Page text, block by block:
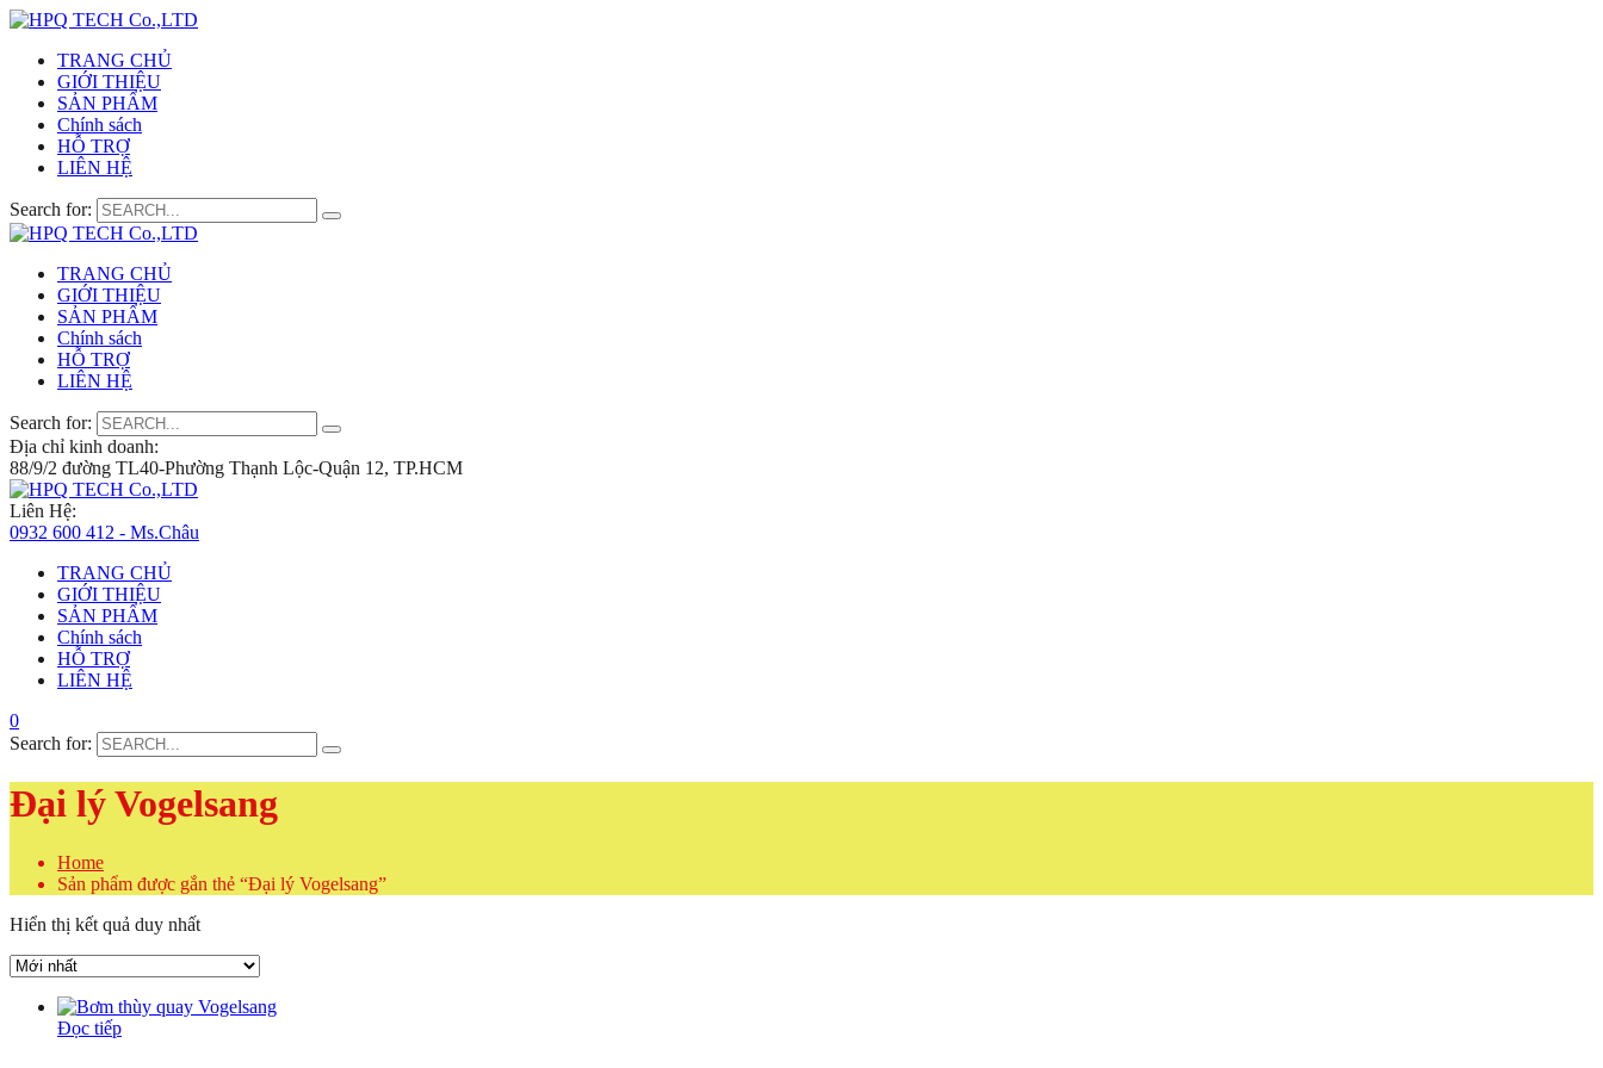
TRANG CHỦ
GIỚI THIỆU
SẢN PHẨM
Chính sách
HỖ TRỢ
LIÊN HỆ
Search for:
TRANG CHỦ
GIỚI THIỆU
SẢN PHẨM
Chính sách
HỖ TRỢ
LIÊN HỆ
Search for:
Địa chỉ kinh doanh:
88/9/2 đường TL40-Phường Thạnh Lộc-Quận 12, TP.HCM
Liên Hệ:
0932 600 412 - Ms.Châu
TRANG CHỦ
GIỚI THIỆU
SẢN PHẨM
Chính sách
HỖ TRỢ
LIÊN HỆ
0
Search for:
Đại lý Vogelsang
Home
Sản phẩm được gắn thẻ “Đại lý Vogelsang”
Hiển thị kết quả duy nhất
Đọc tiếp